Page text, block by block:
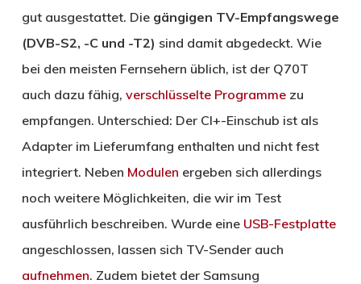
gut ausgestattet. Die gängigen TV-Empfangswege
(DVB-S2, -C und -T2) sind damit abgedeckt. Wie
bei den meisten Fernsehern üblich, ist der Q70T
auch dazu fähig, verschlüsselte Programmezu
empfangen. Unterschied: Der CI+-Einschub ist als
Adapter im Lieferumfang enthalten und nicht fest
integriert. Neben Modulen ergeben sich allerdings
noch weitere Möglichkeiten, die wir im Test
ausführlich beschreiben. Wurde eine USB-Festplatte
angeschlossen, lassen sich TV-Sender auch
aufnehmen. Zudem bietet der Samsung